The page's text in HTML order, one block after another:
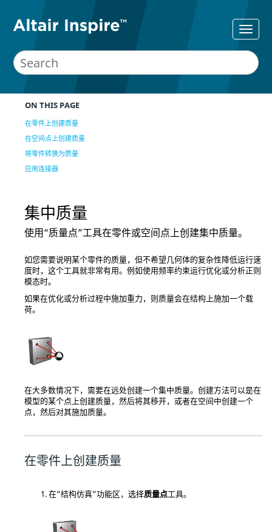
ON THIS PAGE
在零件上创建质量
在空间点上创建质量
将零件转换为质量
应用连接器
集中质量
使用“质量点”工具在零件或空间点上创建集中质量。
如您需要说明某个零件的质量，但不希望几何体的复杂性降低运行速
度时，这个工具就非常有用。例如使用频率约束运行优化或分析正则
模态时。
如果在优化或分析过程中施加重力，则质量会在结构上施加一个载
荷。
在大多数情况下，需要在远处创建一个集中质量。创建方法可以是在
模型的某个点上创建质量，然后将其移开，或者在空间中创建一个
点，然后对其施加质量。
在零件上创建质量
在“结构仿真”功能区，选择质量点工具。